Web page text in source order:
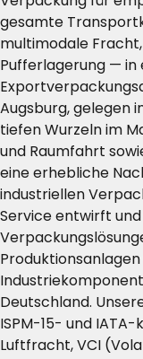
gesamte
multimodale
Pufferlagerung — in
Augsburg, gelegen
tiefen Wurzeln im
und Raumfahrt
eine erhebliche
industriellen
Service entwirft
Deutschland.
ISPM-15- und
Luftfracht, VCI